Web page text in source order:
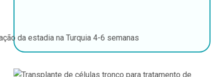
da estadia na Turquia 4-6 semanas